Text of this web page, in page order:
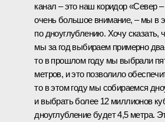
канал – это наш коридор «Север
очень большое внимание, – мы в
по дноуглублению. Хочу
мы за год выбираем примерно
то в прошлом году мы выбрали
метров, и это позволило
то в этом году мы собираемся
и выбрать более 12 миллионов
дноуглубление будет 4,5 метра.